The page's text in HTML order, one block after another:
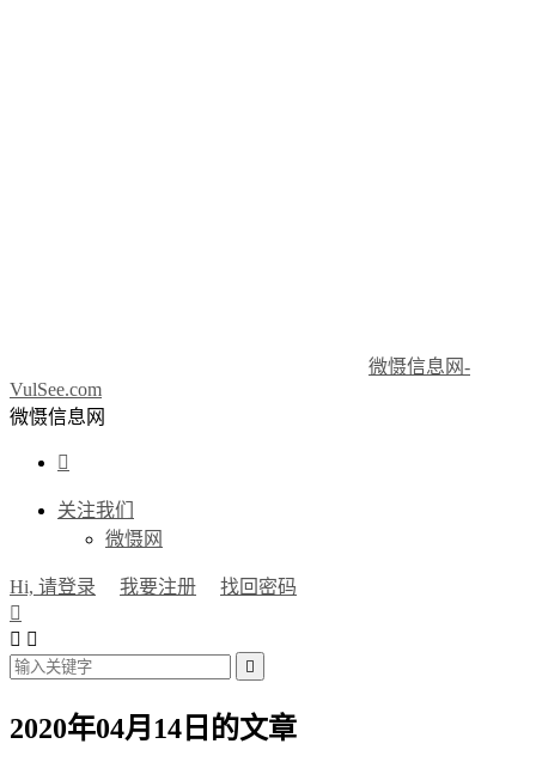
微慑信息网-
VulSee.com
微慑信息网

关注我们
微慑网
Hi, 请登录 我要注册
找回密码

 

2020年04月14日的文章